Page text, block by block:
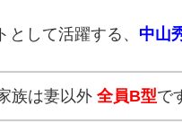
して活躍する、 中山
族は妻以外 全員B型で